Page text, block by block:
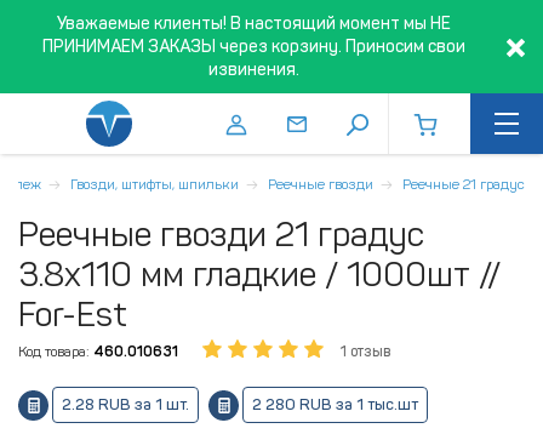
Уважаемые клиенты! В настоящий момент мы НЕ
ПРИНИМАЕМ ЗАКАЗЫ через корзину. Приносим свои
извинения.
Гвозди, штифты, шпильки Реечные гвозди Реечные 21 градус
Реечные гвозди 21 градус
3.8x110 мм гладкие / 1000шт //
For-Est
Код товара: 460.010631 1 отзыв
2.28 RUB за 1 шт. 2 280 RUB за 1 тыс.шт